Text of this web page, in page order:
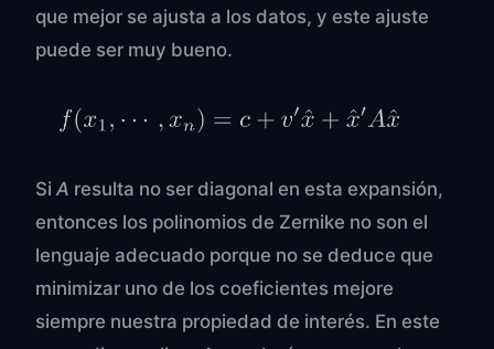
que mejor se ajusta a los datos, y este ajuste
puede ser muy bueno.
Si A resulta no ser diagonal en esta expansión,
entonces los polinomios de Zernike no son el
lenguaje adecuado porque no se deduce que
minimizar uno de los coeficientes mejore
siempre nuestra propiedad de interés. En este